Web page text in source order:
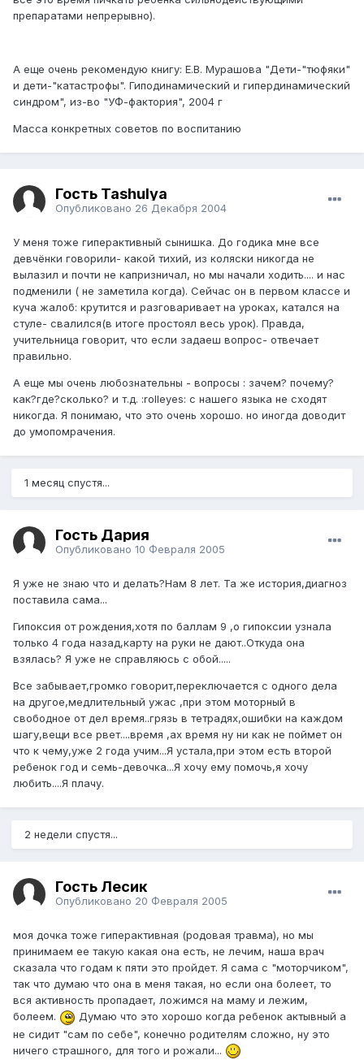
препаратами непрерывно).
А еще очень рекомендую книгу: Е.В. Мурашова "Дети-"тюфяки"
и дети-"катастрофы". Гиподинамический и гипердинамический
синдром", из-во "УФ-фактория", 2004 г
Масса конкретных советов по воспитанию
Гость Tashulya
Опубликовано 26 Декабря 2004
У меня тоже гиперактивный сынишка. До годика мне все
девчёнки говорили- какой тихий, из коляски никогда не
вылазил и почти не капризничал, но мы начали ходить.... и нас
подменили ( не заметила когда). Сейчас он в первом классе и
куча жалоб: крутится и разговаривает на уроках, катался на
стуле- свалился(в итоге простоял весь урок). Правда,
учительница говорит, что если задаеш вопрос- отвечает
правильно.
А еще мы очень любознательны - вопросы : зачем? почему?
как?где?сколько? и т.д. :rolleyes: с нашего языка не сходят
никогда. Я понимаю, что это очень хорошо. но иногда доводит
до умопомрачения.
1 месяц спустя...
Гость Дария
Опубликовано 10 Февраля 2005
Я уже не знаю что и делать?Нам 8 лет. Та же история,диагноз
поставила сама...
Гипоксия от рождения,хотя по баллам 9 ,о гипоксии узнала
только 4 года назад,карту на руки не дают..Откуда она
взялась? Я уже не справляюсь с обой.....
Все забывает,громко говорит,переключается с одного дела
на другое,медлительный ужас ,при этом моторный в
свободное от дел время..грязь в тетрадях,ошибки на каждом
шагу,вещи все рвет....время ,ах время ну ни как не поймет он
что к чему,уже 2 года учим...Я устала,при этом есть второй
ребенок год и семь-девочка...Я хочу ему помочь,я хочу
любить....Я плачу.
2 недели спустя...
Гость Лесик
Опубликовано 20 Февраля 2005
моя дочка тоже гиперактивная (родовая травма), но мы
принимаем ее такую какая она есть, не лечим, наша врач
сказала что годам к пяти это пройдет. Я сама с "моторчиком",
так что думаю что она в меня такая, но если она болеет, то
вся активность пропадает, ложимся на маму и лежим,
болеем.
Думаю что это хорошо когда ребенок актывный а
не сидит "сам по себе", конечно родителям сложно, ну это
ничего страшного, для того и рожали...